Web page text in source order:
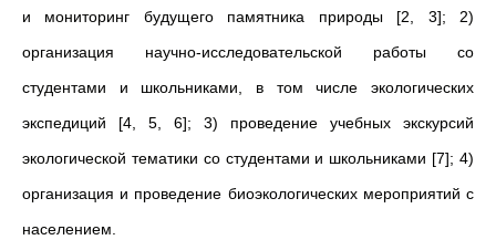
и мониторинг будущего памятника природы [2, 3]; 2)
организация научно-исследовательской работы со
студентами и школьниками, в том числе экологических
экспедиций [4, 5, 6]; 3) проведение учебных экскурсий
экологической тематики со студентами и школьниками [7]; 4)
организация и проведение биоэкологических мероприятий с
населением.